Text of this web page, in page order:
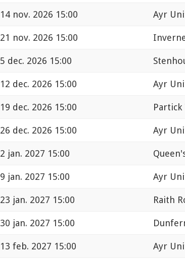
14 nov. 2026 15:00 Ayr
21 nov. 2026 15:00
5 dec. 2026 15:00
12 dec. 2026 15:00 Ayr
19 dec. 2026 15:00
26 dec. 2026 15:00 Ayr
2 jan. 2027 15:00
9 jan. 2027 15:00 Ayr
23 jan. 2027 15:00 Raith
30 jan. 2027 15:00
13 feb. 2027 15:00 Ayr